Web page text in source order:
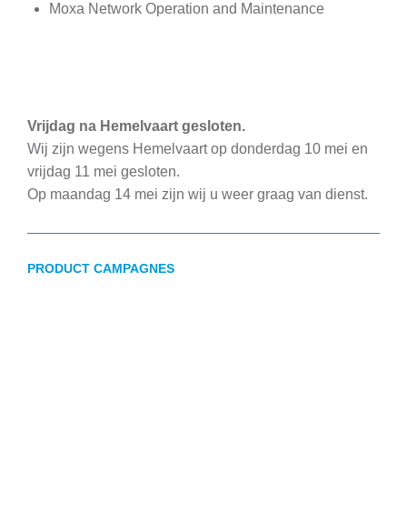
Moxa Network Operation and Maintenance
Vrijdag na Hemelvaart gesloten.
Wij zijn wegens Hemelvaart op donderdag 10 mei en
vrijdag 11 mei gesloten.
Op maandag 14 mei zijn wij u weer graag van dienst.
PRODUCT CAMPAGNES